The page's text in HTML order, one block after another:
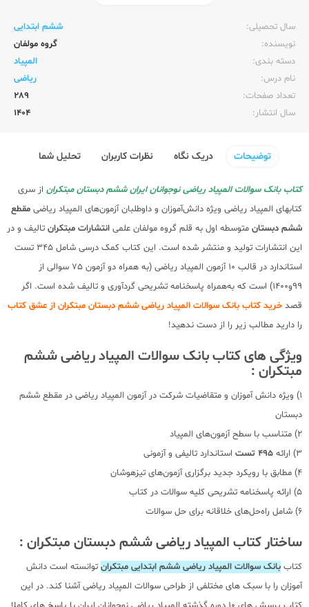
سال تحصیلی:‌
ششم ابتدایی
نویسنده:‌
گروه مولفان
دسته بندی:
المپیاد
نام درس:
ریاضی
تعداد صفحات:‌
289
سال انتشار:‌
1404
توضیحات دریک نگاه نظرات کاربران تحلیل شما
کتاب بانک سوالات المپیاد ریاضی نوجوانان ایران ششم دبستان مبتکران از سری
کتابهای المپیاد ریاضی ویژه دانش‌آموزان و داوطلبان آزمون‌های المپیاد ریاضی مقطع
ششم دبستان متوسطه اول به قلم گروه مولفان علمی انتشارات مبتکران تالیف و در
این انتشارات تولید و منتشر شده است. این کتاب کمک درسی شامل 345 تست
استاندارد در قالب 10 آزمون المپیاد ریاضی (به همراه دو آزمون 75 سوالی از
99و1400) است که به‌همراه پاسخنامه تشریحی گردآوری و تالیف شده است. اگر
قصد خرید کتاب بانک سوالات المپیاد ریاضی ششم دبستان مبتکران از عشق کتاب
را دارید مطالب زیر را از دست ندهید!
ویژگی های کتاب بانک سوالات المپیاد ریاضی ششم
مبتکران :
1) ویژه دانش آموزان و متقاضیات شرکت در آزمون المپیاد ریاضی در مقطع ششم
دبستان
2) متناسب با سطح آزمون‌های المپیاد
3) ارائه
495 تست
استاندارد تالیفی و آزمونی
4) مطابق با رویکرد جدید برگزاری آزمون‌های تیزهوشان
5) ارائه پاسخنامه تشریحی کلیه سوالات در کتاب
6) شامل راه‌حل‌های خلاقانه برای حل سوالات
ساختار کتاب المپیاد ریاضی ششم دبستان مبتکران :
کتاب بانک سوالات المپیاد ریاضی ششم ابتدایی مبتکران توانسته است دانش
آموزان را با سبک های مختلفی از طراحی سوالات المپیاد ریاضی آشنا کند. در این